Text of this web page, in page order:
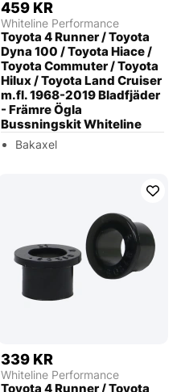
459 KR
Whiteline Performance
Toyota 4 Runner / Toyota
Dyna 100 / Toyota Hiace /
Toyota Commuter / Toyota
Hilux / Toyota Land Cruiser
m.fl. 1968-2019 Bladfjäder
- Främre Ögla
Bussningskit Whiteline
Bakaxel
339 KR
Whiteline Performance
Toyota 4 Runner / Toyota